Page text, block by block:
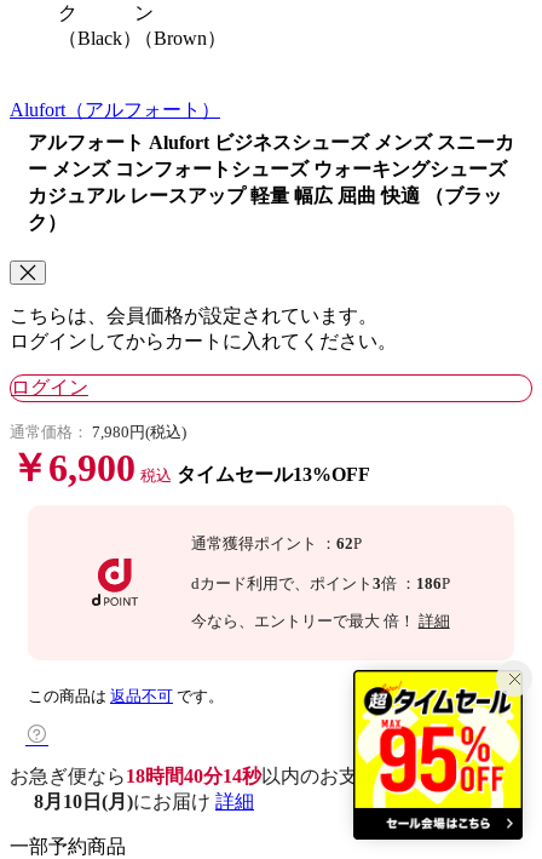
ク
（Black）
ン
（Brown）
Alufort （アルフォート）
アルフォート Alufort ビジネスシューズ メンズ スニーカ
ー メンズ コンフォートシューズ ウォーキングシューズ
カジュアル レースアップ 軽量 幅広 屈曲 快適 （ブラッ
ク）
こちらは、会員価格が設定されています。
ログインしてからカートに入れてください。
ログイン
通常価格： 7,980円(税込)
￥6,900 税込 タイムセール13%OFF
通常獲得ポイント ： 62P
dカード利用で、 ポイント 3倍 ： 186P
今なら 、エントリーで最大 倍！ 詳細
この商品は 返品不可 です。
お急ぎ便なら18時間40分13秒以内のお支払いで
8月10日(月)にお届け 詳細
一部予約商品